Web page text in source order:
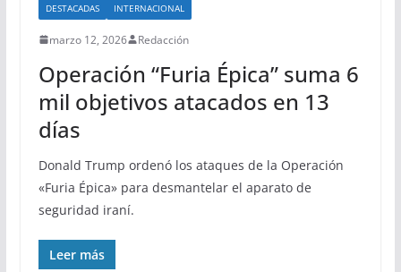
DESTACADAS INTERNACIONAL
marzo 12, 2026 Redacción
Operación “Furia Épica” suma 6
mil objetivos atacados en 13
días
Donald Trump ordenó los ataques de la Operación
«Furia Épica» para desmantelar el aparato de
seguridad iraní.
Leer más